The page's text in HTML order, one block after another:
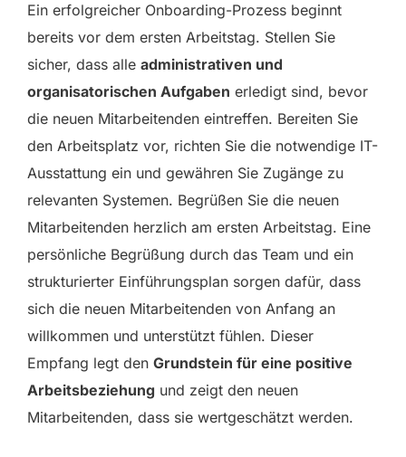
Ein erfolgreicher Onboarding-Prozess beginnt
bereits vor dem ersten Arbeitstag. Stellen Sie
sicher, dass alle administrativen und
organisatorischen Aufgaben erledigt sind, bevor
die neuen Mitarbeitenden eintreffen. Bereiten Sie
den Arbeitsplatz vor, richten Sie die notwendige IT-
Ausstattung ein und gewähren Sie Zugänge zu
relevanten Systemen. Begrüßen Sie die neuen
Mitarbeitenden herzlich am ersten Arbeitstag. Eine
persönliche Begrüßung durch das Team und ein
strukturierter Einführungsplan sorgen dafür, dass
sich die neuen Mitarbeitenden von Anfang an
willkommen und unterstützt fühlen. Dieser
Empfang legt den Grundstein für eine positive
Arbeitsbeziehung und zeigt den neuen
Mitarbeitenden, dass sie wertgeschätzt werden.